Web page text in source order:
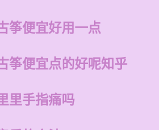
筝便宜好用一点
筝便宜点的好呢知乎
里手指痛吗